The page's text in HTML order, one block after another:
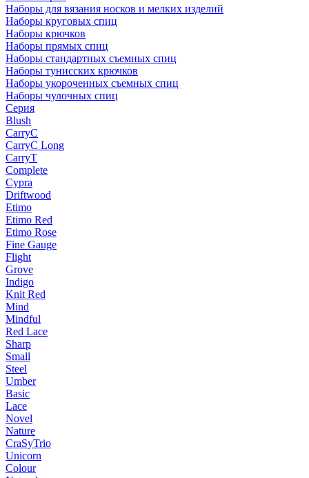
Наборы для вязания носков и мелких изделий
Наборы круговых спиц
Наборы крючков
Наборы прямых спиц
Наборы стандартных съемных спиц
Наборы тунисских крючков
Наборы укороченных съемных спиц
Наборы чулочных спиц
Серия
Blush
CarryC
CarryC Long
CarryT
Complete
Cypra
Driftwood
Etimo
Etimo Red
Etimo Rose
Fine Gauge
Flight
Grove
Indigo
Knit Red
Mind
Mindful
Red Lace
Sharp
Small
Steel
Umber
Basic
Lace
Novel
Nature
CraSyTrio
Unicorn
Colour